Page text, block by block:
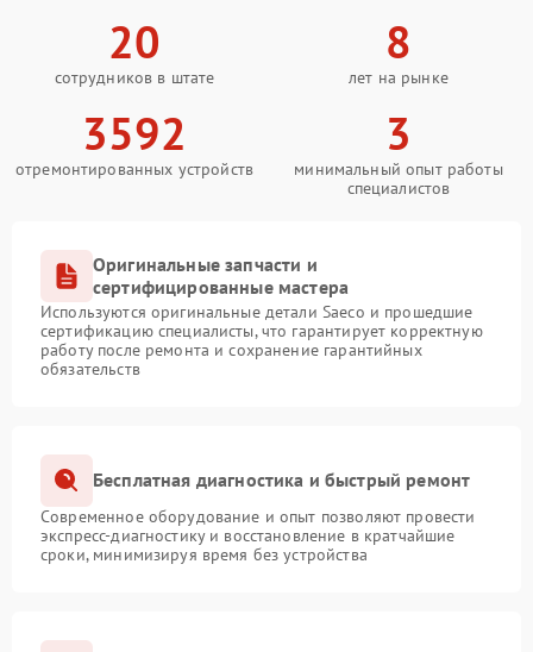
20
сотрудников в штате
8
лет на рынке
3592
отремонтированных устройств
3
минимальный опыт работы
специалистов
Оригинальные запчасти и
сертифицированные мастера
Используются оригинальные детали Saeco и прошедшие
сертификацию специалисты, что гарантирует корректную
работу после ремонта и сохранение гарантийных
обязательств
Бесплатная диагностика и быстрый ремонт
Современное оборудование и опыт позволяют провести
экспресс-диагностику и восстановление в кратчайшие
сроки, минимизируя время без устройства